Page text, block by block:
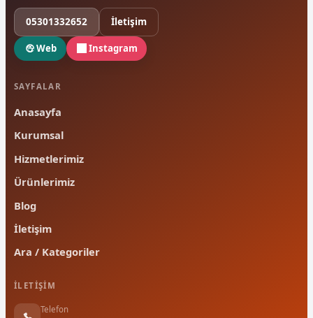
05301332652 İletişim
Web Instagram
SAYFALAR
Anasayfa
Kurumsal
Hizmetlerimiz
Ürünlerimiz
Blog
İletişim
Ara / Kategoriler
İLETIŞIM
Telefon